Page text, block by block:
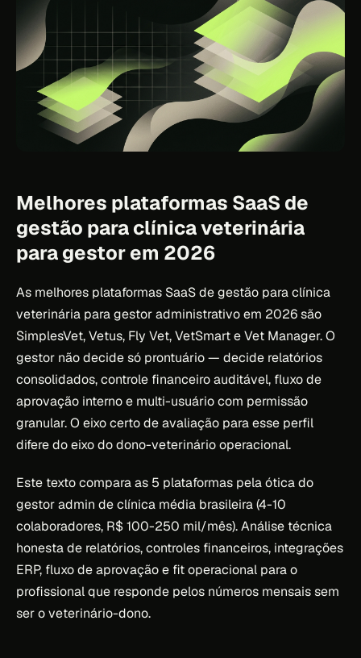
Melhores plataformas SaaS de
gestão para clínica veterinária
para gestor em 2026
As melhores plataformas SaaS de gestão para clínica
veterinária para gestor administrativo em 2026 são
SimplesVet, Vetus, Fly Vet, VetSmart e Vet Manager. O
gestor não decide só prontuário — decide relatórios
consolidados, controle financeiro auditável, fluxo de
aprovação interno e multi-usuário com permissão
granular. O eixo certo de avaliação para esse perfil
difere do eixo do dono-veterinário operacional.
Este texto compara as 5 plataformas pela ótica do
gestor admin de clínica média brasileira (4-10
colaboradores, R$ 100-250 mil/mês). Análise técnica
honesta de relatórios, controles financeiros, integrações
ERP, fluxo de aprovação e fit operacional para o
profissional que responde pelos números mensais sem
ser o veterinário-dono.